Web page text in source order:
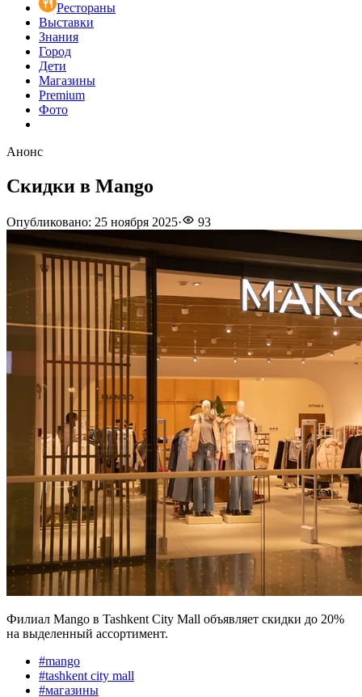
Рестораны
Выставки
Знания
Город
Дети
Магазины
Premium
Фото
Анонс
Скидки в Mango
Опубликовано: 25 ноября 2025· 93
Филиал Mango в Tashkent City Mall объявляет скидки до 20%
на выделенный ассортимент.
#mango
#tashkent city mall
#магазины